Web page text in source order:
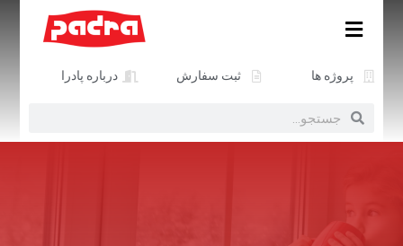
پروژه ها ثبت سفارش درباره پادرا